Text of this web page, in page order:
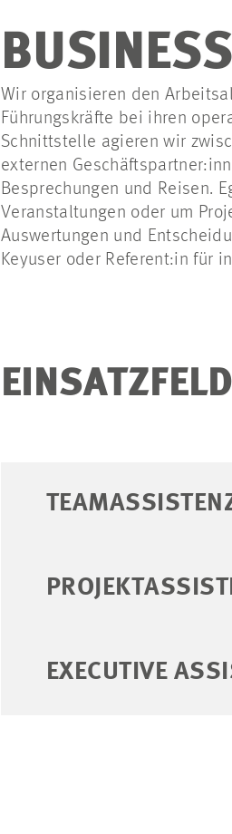
Wir organisieren den
Führungskräfte bei ihren
Schnittstelle agieren wir
externen
Besprechungen und Reisen.
Veranstaltungen oder um
Auswertungen und
Keyuser oder Referent:in für
EXECUTIVE